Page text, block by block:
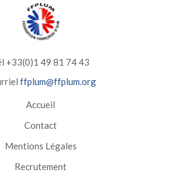
+33(0)1 49 81 74 43
ffplum@ffplum.org
Accueil
Contact
Mentions Légales
Recrutement